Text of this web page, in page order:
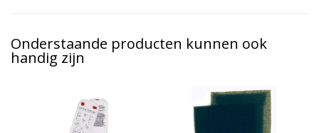
Onderstaande producten kunnen ook
handig zijn